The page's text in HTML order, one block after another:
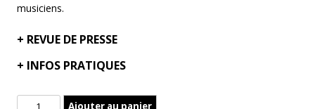
musiciens.
+ REVUE DE PRESSE
+ INFOS PRATIQUES
quantité Ajouter au panier